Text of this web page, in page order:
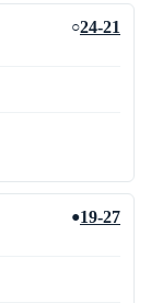
○24-21
●19-27